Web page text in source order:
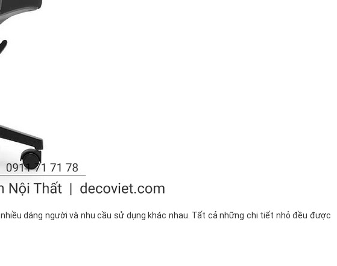
dáng người và nhu cầu sử dụng khác nhau. Tất cả những chi tiết nhỏ đều được